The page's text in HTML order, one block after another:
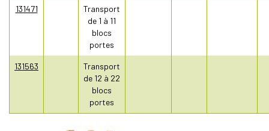
131471
Transport
de 1 à 11
blocs
portes
131563
Transport
de 12 à 22
blocs
portes